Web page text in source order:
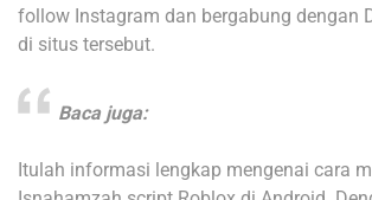
follow Instagram dan bergabung dengan
di situs tersebut.
Baca juga:
Itulah informasi lengkap mengenai cara